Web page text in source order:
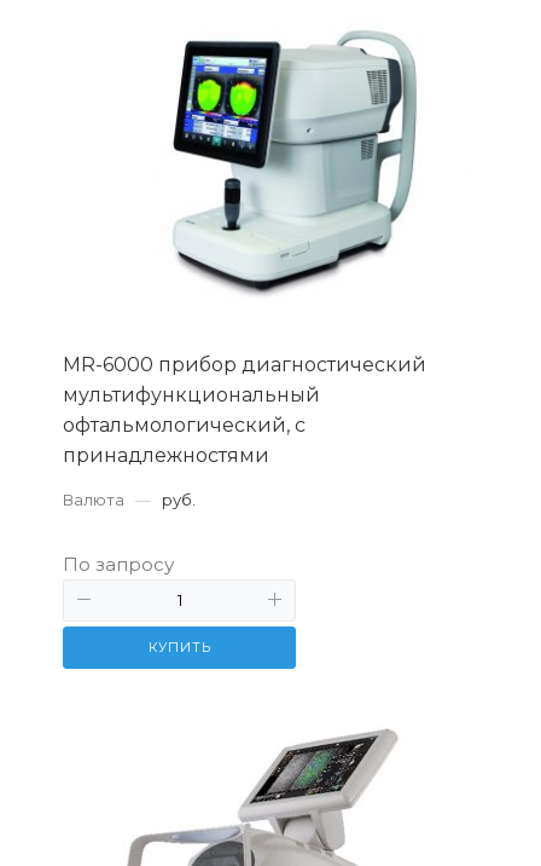
MR-6000 прибор диагностический
мультифункциональный
офтальмологический, с
принадлежностями
Валюта — руб.
По запросу
КУПИТЬ